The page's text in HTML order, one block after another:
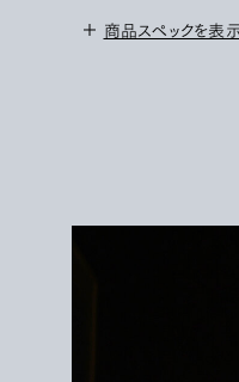
商品スペックを表
COTTON 100%